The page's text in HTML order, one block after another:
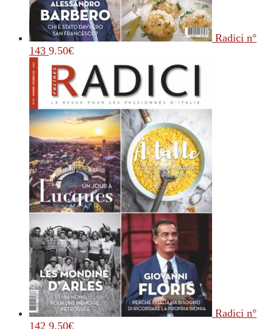
Radici n°
143 9.50€
Radici n°
142 9.50€